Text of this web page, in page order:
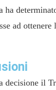
ha
ad
decisione il